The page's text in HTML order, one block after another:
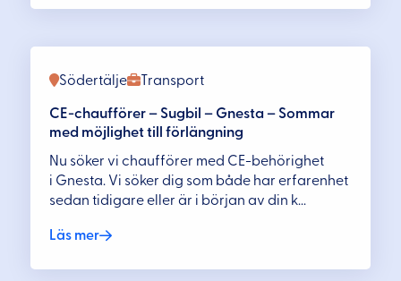
Transport
Södertälje
CE-chaufförer – Sugbil – Gnesta – Sommar
med möjlighet till förlängning
Nu söker vi chaufförer med CE-behörighet
i Gnesta. Vi söker dig som både har erfarenhet
sedan tidigare eller är i början av din k...
Läs mer